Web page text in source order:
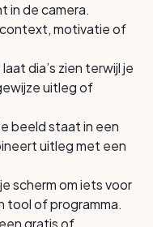
in de camera.
motivatie of
laat dia’s zien terwijl je
uitleg of
beeld staat in een
uitleg met een
scherm om iets voor
tool of programma.
gratis of